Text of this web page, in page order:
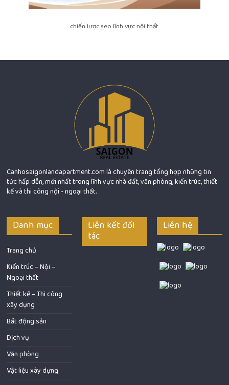
chiến lược seo lĩnh vực nội thất
Canhosaigonlandapartment.com là chuyên trang tổng hợp những tin
tức hấp dẫn, mới nhất trong lĩnh vực nhà đất, văn phòng, kiến trúc, thiết
kế và thi công nội - ngoại thất.
Danh mục
Trang chủ
Kiến trúc – Nội –
Ngoại thất
Thiết kế – Thi công
xây dựng
Bất động sản
Dịch vụ
Văn phòng
Vật liệu xây dựng
Liên kết đối
tác
Liên hệ